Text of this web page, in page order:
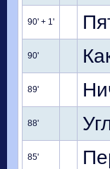
90' + 1'
90'
89'
88'
85'